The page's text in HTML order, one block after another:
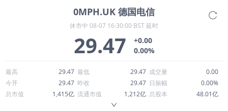
0MPH.UK 德国电信
休市中 08-07 16:30:00 BST 延时
29.47
+0.00
0.00%
最高 29.47 最低 29.47 成交量
0.00
今开
29.47 昨收 29.47 日振幅
0.00%
总市值
1,415亿 流通市值 1,212亿 总股本
48.01亿